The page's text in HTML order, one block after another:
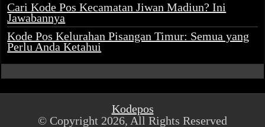
Cari Kode Pos Kecamatan Jiwan Madiun? Ini
Jawabannya
Kode Pos Kelurahan Pisangan Timur: Semua yang
Perlu Anda Ketahui
Kodepos
© Copyright 2026, All Rights Reserved